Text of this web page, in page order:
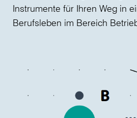
Instrumente für Ihren Weg in
Berufsleben im Bereich